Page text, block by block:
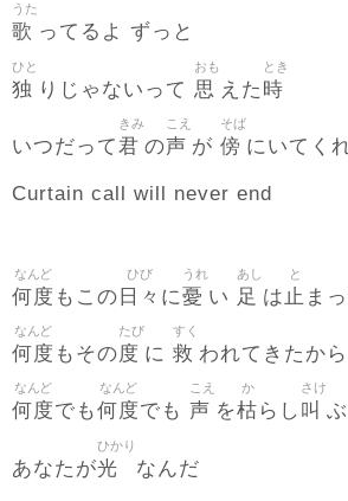
歌
うた
ってるよ ずっと
独
ひと
りじゃないって 思
おも
えた 時
とき
いつだって君
きみ
の声
こえ
が 傍
そば
にいてく
Curtain call will never end
何度
なんど
もこの 日々
ひび
に憂
うれ
い 足
あし
は 止
と
ま
何度
なんど
もその度
たび
に 救
すく
われてきたから
何度
なんど
でも何度
なんど
でも 声
こえ
を枯
か
らし 叫
さけ
あなたが光
ひかり
なんだ